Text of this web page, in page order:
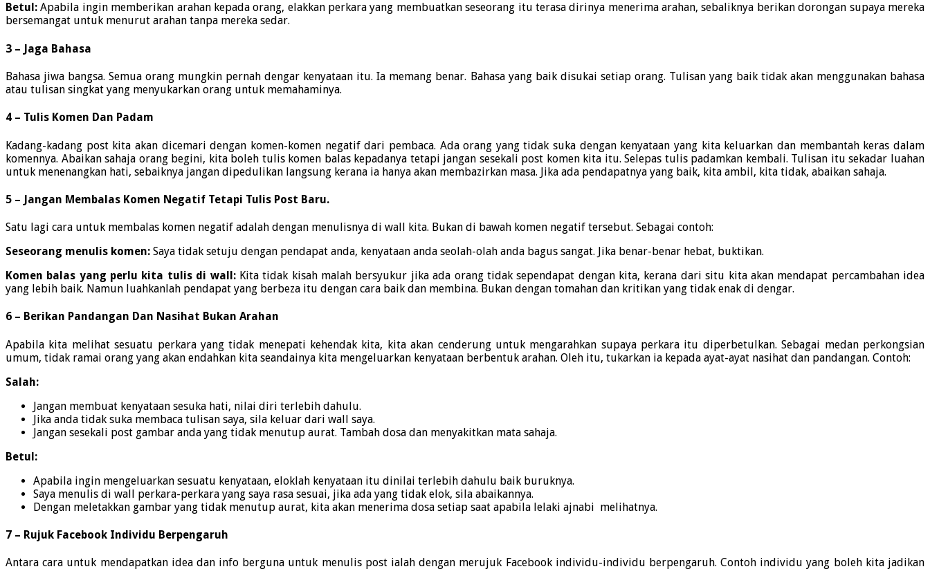
Betul: Apabila ingin memberikan arahan kepada orang, elakkan perkara yang membuatkan seseorang itu terasa dirinya menerima arahan, sebaliknya berikan dorongan supaya mereka
bersemangat untuk menurut arahan tanpa mereka sedar.
3 – Jaga Bahasa
Bahasa jiwa bangsa. Semua orang mungkin pernah dengar kenyataan itu. Ia memang benar. Bahasa yang baik disukai setiap orang. Tulisan yang baik tidak akan menggunakan bahasa
atau tulisan singkat yang menyukarkan orang untuk memahaminya.
4 – Tulis Komen Dan Padam
Kadang-kadang post kita akan dicemari dengan komen-komen negatif dari pembaca. Ada orang yang tidak suka dengan kenyataan yang kita keluarkan dan membantah keras dalam
komennya. Abaikan sahaja orang begini, kita boleh tulis komen balas kepadanya tetapi jangan sesekali post komen kita itu. Selepas tulis padamkan kembali. Tulisan itu sekadar luahan
untuk menenangkan hati, sebaiknya jangan dipedulikan langsung kerana ia hanya akan membazirkan masa. Jika ada pendapatnya yang baik, kita ambil, kita tidak, abaikan sahaja.
5 – Jangan Membalas Komen Negatif Tetapi Tulis Post Baru.
Satu lagi cara untuk membalas komen negatif adalah dengan menulisnya di wall kita. Bukan di bawah komen negatif tersebut. Sebagai contoh:
Seseorang menulis komen: Saya tidak setuju dengan pendapat anda, kenyataan anda seolah-olah anda bagus sangat. Jika benar-benar hebat, buktikan.
Komen balas yang perlu kita tulis di wall:Kita tidak kisah malah bersyukur jika ada orang tidak sependapat dengan kita, kerana dari situ kita akan mendapat percambahan idea
yang lebih baik. Namun luahkanlah pendapat yang berbeza itu dengan cara baik dan membina. Bukan dengan tomahan dan kritikan yang tidak enak di dengar.
6 – Berikan Pandangan Dan Nasihat Bukan Arahan
Apabila kita melihat sesuatu perkara yang tidak menepati kehendak kita, kita akan cenderung untuk mengarahkan supaya perkara itu diperbetulkan. Sebagai medan perkongsian
umum, tidak ramai orang yang akan endahkan kita seandainya kita mengeluarkan kenyataan berbentuk arahan. Oleh itu, tukarkan ia kepada ayat-ayat nasihat dan pandangan. Contoh:
Salah:
Jangan membuat kenyataan sesuka hati, nilai diri terlebih dahulu.
Jika anda tidak suka membaca tulisan saya, sila keluar dari wall saya.
Jangan sesekali post gambar anda yang tidak menutup aurat. Tambah dosa dan menyakitkan mata sahaja.
Betul:
Apabila ingin mengeluarkan sesuatu kenyataan, eloklah kenyataan itu dinilai terlebih dahulu baik buruknya.
Saya menulis di wall perkara-perkara yang saya rasa sesuai, jika ada yang tidak elok, sila abaikannya.
Dengan meletakkan gambar yang tidak menutup aurat, kita akan menerima dosa setiap saat apabila lelaki ajnabi melihatnya.
7 – Rujuk Facebook Individu Berpengaruh
Antara cara untuk mendapatkan idea dan info berguna untuk menulis post ialah dengan merujuk Facebook individu-individu berpengaruh. Contoh individu yang boleh kita jadikan